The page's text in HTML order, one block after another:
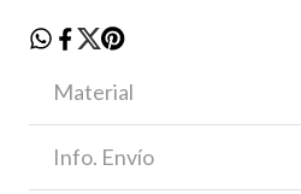
Material
Info. Envío